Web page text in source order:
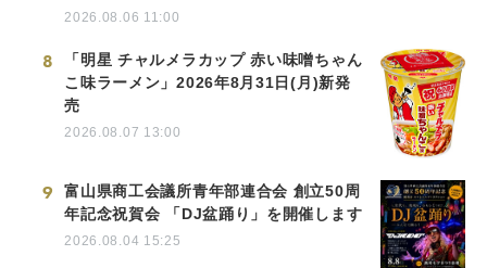
2026.08.06 11:00
8
「明星 チャルメラカップ 赤い味噌ちゃん
こ味ラーメン」2026年8月31日(月)新発
売
2026.08.07 13:00
9
富山県商工会議所青年部連合会 創立50周
年記念祝賀会 「DJ盆踊り」を開催します
2026.08.04 15:25